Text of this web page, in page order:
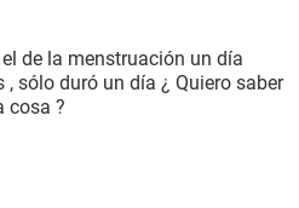
de la menstruación un día
, sólo duró un día ¿ Quiero saber
cosa ?